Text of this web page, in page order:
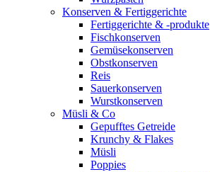
Konserven & Fertiggerichte
Fertiggerichte & -produkte
Fischkonserven
Gemüsekonserven
Obstkonserven
Reis
Sauerkonserven
Wurstkonserven
Müsli & Co
Gepufftes Getreide
Krunchy & Flakes
Müsli
Poppies